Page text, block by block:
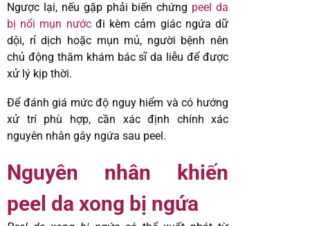
Ngược lại, nếu gặp phải biến chứng peel da
bị nổi mụn nướcđi kèm cảm giác ngứa dữ
dội, rỉ dịch hoặc mụn mủ, người bệnh nên
chủ động thăm khám bác sĩ da liễu để được
xử lý kịp thời.
Để đánh giá mức độ nguy hiểm và có hướng
xử trí phù hợp, cần xác định chính xác
nguyên nhân gây ngứa sau peel.
Nguyên nhân khiến
peel da xong bị ngứa